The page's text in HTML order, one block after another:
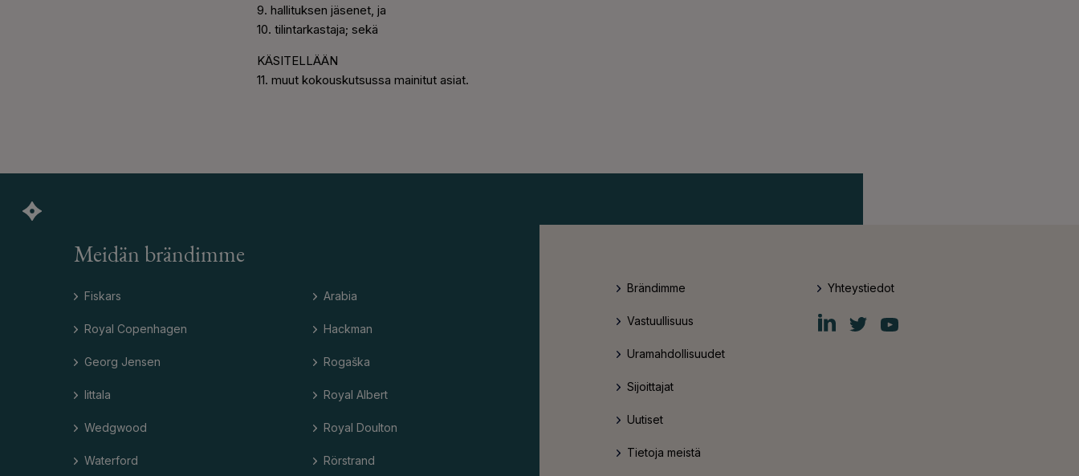
9. hallituksen jäsenet, ja
10. tilintarkastaja; sekä
KÄSITELLÄÄN
11. muut kokouskutsussa mainitut asiat.
Meidän brändimme
Fiskars
Royal Copenhagen
Georg Jensen
Iittala
Wedgwood
Waterford
Arabia
Hackman
Rogaška
Royal Albert
Royal Doulton
Rörstrand
Brändimme
Vastuullisuus
Uramahdollisuudet
Sijoittajat
Uutiset
Tietoja meistä
Yhteystiedot
Fiskars
Group
Fiskars
Group
Fiskars
Group